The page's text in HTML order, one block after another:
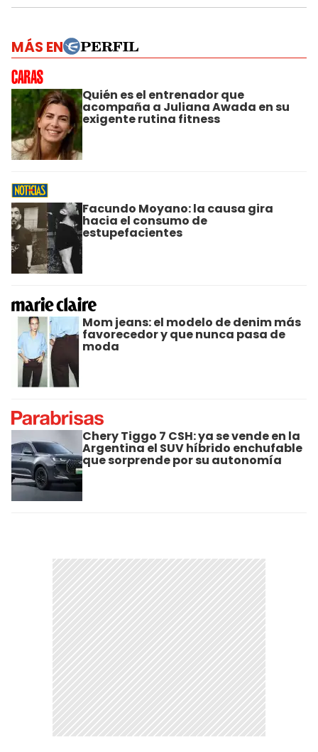
MÁS EN
Quién es el entrenador que
acompaña a Juliana Awada en su
exigente rutina fitness
Facundo Moyano: la causa gira
hacia el consumo de
estupefacientes
Mom jeans: el modelo de denim más
favorecedor y que nunca pasa de
moda
Chery Tiggo 7 CSH: ya se vende en la
Argentina el SUV híbrido enchufable
que sorprende por su autonomía